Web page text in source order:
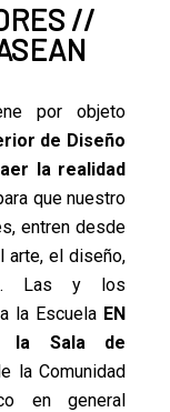
//
por objeto
de Diseño
la realidad
que nuestro
entren desde
arte, el diseño,
Las y los
la Escuela EN
la Sala de
la Comunidad
en general